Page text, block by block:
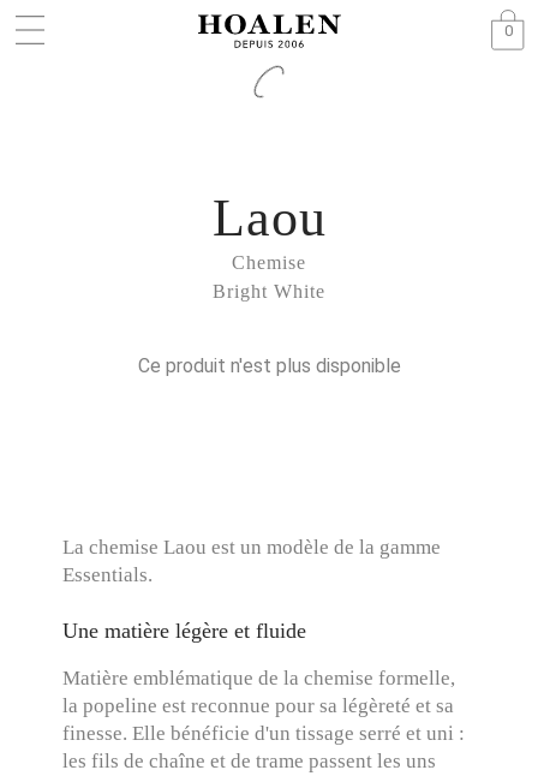
0
Chemise
Bright White
Laou
Ce produit n'est plus disponible
La chemise Laou est un modèle de la gamme
Essentials.
Une matière légère et fluide
Matière emblématique de la chemise formelle,
la popeline est reconnue pour sa légèreté et sa
finesse. Elle bénéficie d'un tissage serré et uni :
les fils de chaîne et de trame passent les uns